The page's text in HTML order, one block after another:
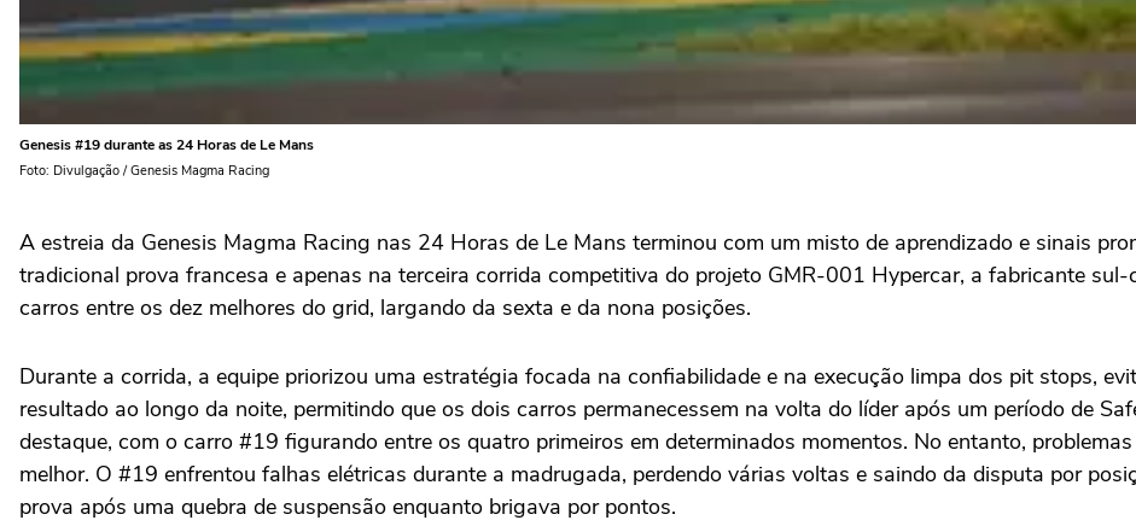
Genesis #19 durante as 24 Horas de Le Mans
Foto: Divulgação / Genesis Magma Racing
A estreia da Genesis Magma Racing nas 24 Horas de Le Mans terminou com um misto de aprendizado e sinais
tradicional prova francesa e apenas na terceira corrida competitiva do projeto GMR-001 Hypercar, a fabricante
carros entre os dez melhores do grid, largando da sexta e da nona posições.
Durante a corrida, a equipe priorizou uma estratégia focada na confiabilidade e na execução limpa dos pit stops,
resultado ao longo da noite, permitindo que os dois carros permanecessem na volta do líder após um período de
destaque, com o carro #19 figurando entre os quatro primeiros em determinados momentos. No entanto,
melhor. O #19 enfrentou falhas elétricas durante a madrugada, perdendo várias voltas e saindo da disputa por
prova após uma quebra de suspensão enquanto brigava por pontos.